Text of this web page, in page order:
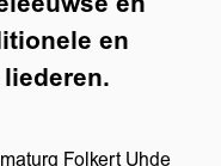
en
Folkert Uhde